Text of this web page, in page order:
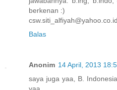
berkenan :)
csw.siti_alfiyah@yahoo.co.id
Balas
Anonim 14 April, 2013
saya juga yaa, B.
yaa..